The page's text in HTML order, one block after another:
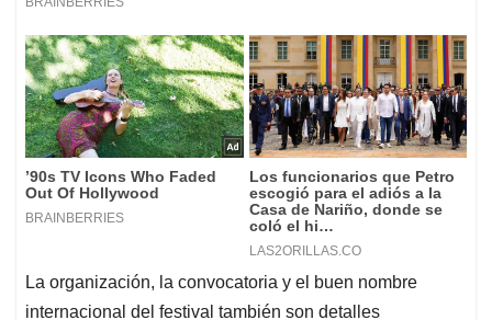
La organización, la convocatoria y el buen nombre
internacional del festival también son detalles